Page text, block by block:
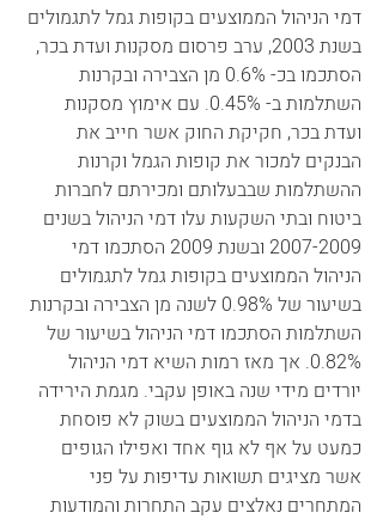
דמי הניהול הממוצעים בקופות גמל לתגמולים
בשנת 2003, ערב פרסום מסקנות ועדת בכר,
הסתכמו בכ- 0.6% מן הצבירה ובקרנות
השתלמות ב- 0.45%. עם אימוץ מסקנות
ועדת בכר, חקיקת החוק אשר חייב את
הבנקים למכור את קופות הגמל וקרנות
ההשתלמות שבבעלותם ומכירתם לחברות
ביטוח ובתי השקעות עלו דמי הניהול בשנים
2007-2009 ובשנת 2009 הסתכמו דמי
הניהול הממוצעים בקופות גמל לתגמולים
בשיעור של 0.98% לשנה מן הצבירה ובקרנות
השתלמות הסתכמו דמי הניהול בשיעור של
0.82%. אך מאז רמות השיא דמי הניהול
יורדים מידי שנה באופן עקבי. מגמת הירידה
בדמי הניהול הממוצעים בשוק לא פוסחת
כמעט על אף לא גוף אחד ואפילו הגופים
אשר מציגים תשואות עדיפות על פני
המתחרים נאלצים עקב התחרות והמודעות